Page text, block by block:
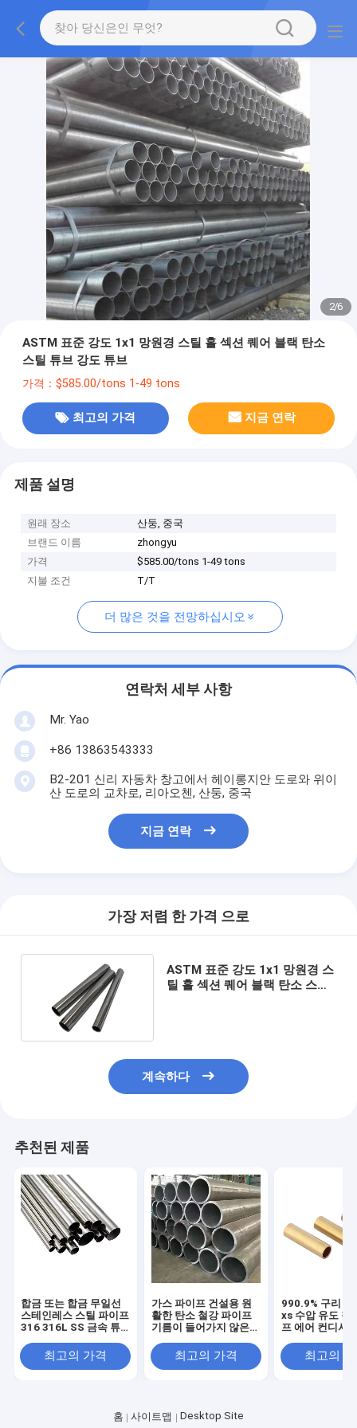
2/6
ASTM 표준 강도 1x1 망원경 스틸 홀 섹션 퀘어 블랙 탄소
스틸 튜브 강도 튜브
가격：$585.00/tons 1-49 tons
최고의 가격 지금 연락
제품 설명
원래 장소
산둥, 중국
브랜드 이름
zhongyu
가격
$585.00/tons 1-49 tons
지불 조건
T/T
더 많은 것을 전망하십시오
연락처 세부 사항
Mr. Yao
+86 13863543333
B2-201 신리 자동차 창고에서 헤이롱지안 도로와 위이
산 도로의 교차로, 리아오첸, 산둥, 중국
지금 연락
가장 저렴 한 가격 으로
ASTM 표준 강도 1x1 망원경 스
틸 홀 섹션 퀘어 블랙 탄소 스틸
계속하다
추천된 제품
합금 또는 합금 무일선
스테인레스 스틸 파이프
316 316L SS 금속 튜
A312 톤 당 원형 및 정
면 파이프
최고의 가격
가스 파이프 건설용 원
활한 탄소 철강 파이프
기름이 들어가지 않은
최고의 가격
990.9% 구리
xs 수압 유도 철
프 에어 컨디셔
격
최고의
홈 사이트맵
Desktop Site